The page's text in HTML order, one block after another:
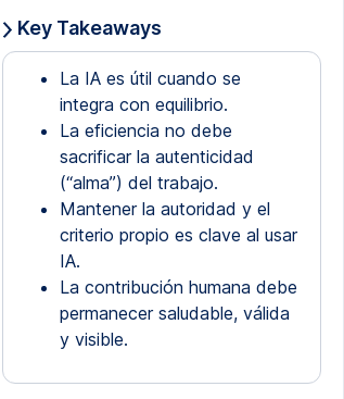
Key Takeaways
La IA es útil cuando se
integra con equilibrio.
La eficiencia no debe
sacrificar la autenticidad
(“alma”) del trabajo.
Mantener la autoridad y el
criterio propio es clave al usar
IA.
La contribución humana debe
permanecer saludable, válida
y visible.